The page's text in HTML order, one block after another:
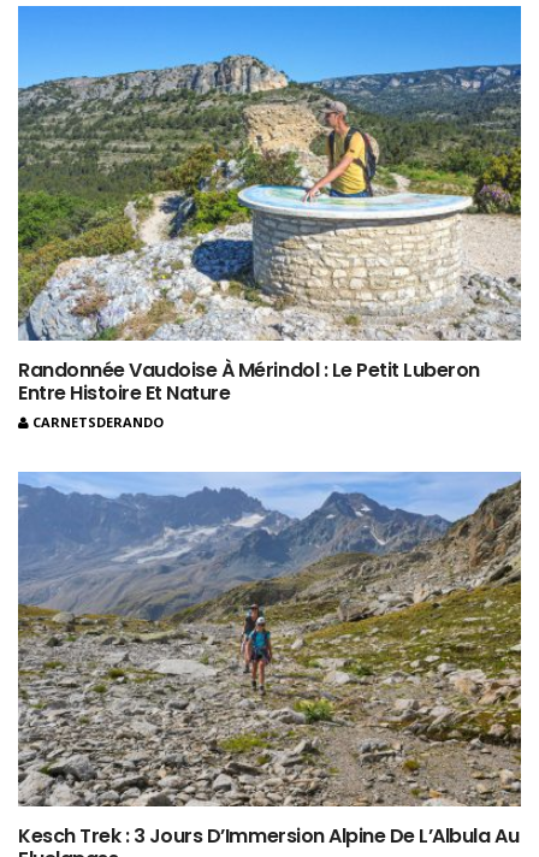
Randonnée Vaudoise À Mérindol : Le Petit Luberon
Entre Histoire Et Nature
CARNETSDERANDO
Kesch Trek : 3 Jours D’Immersion Alpine De L’Albula Au